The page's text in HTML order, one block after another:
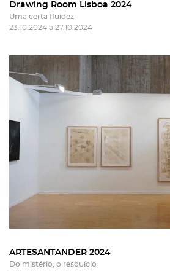
Drawing Room Lisboa 2024
Uma certa fluidez
23.10.2024 a 27.10.2024
ARTESANTANDER 2024
Do mistério, o resquício